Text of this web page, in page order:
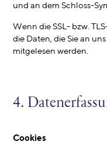
und an dem Schloss-
Wenn die SSL- bzw.
die Daten, die Sie an
mitgelesen werden.
4.
Cookies